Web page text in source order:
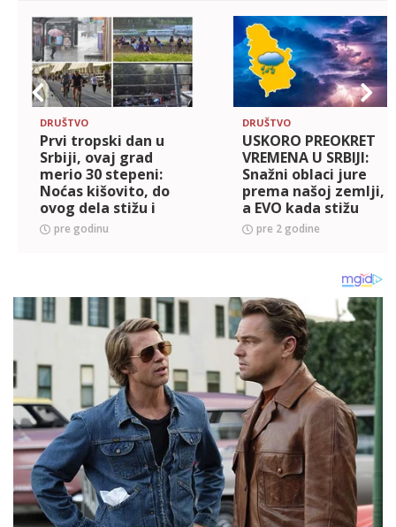
DRUŠTVO
Prvi tropski dan u
Srbiji, ovaj grad
merio 30 stepeni:
Noćas kišovito, do
ovog dela stižu i
pljuskovi sa
grmljavinom
pre godinu
DRUŠTVO
USKORO PREOKRET
VREMENA U SRBIJI:
Snažni oblaci jure
prema našoj zemlji,
a EVO kada stižu
prvi PLJUSKOVI!
pre 2 godine